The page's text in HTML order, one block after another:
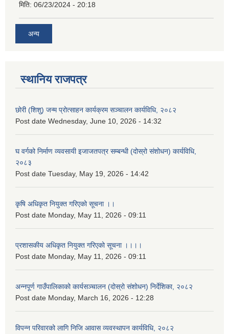
मिति: 06/23/2024 - 20:18
अन्य
स्थानिय राजपत्र
छोरी (शिशु) जन्म प्रोत्साहन कार्यक्रम सञ्चालन कार्यविधि, २०८२
Post date Wednesday, June 10, 2026 - 14:32
घ वर्गको निर्माण व्यवसायी इजाजतपत्र सम्बन्धी (दोस्रो संशोधन) कार्यविधि,
२०८३
Post date Tuesday, May 19, 2026 - 14:42
कृषि अधिकृत नियुक्त गरिएको सूचना ।।
Post date Monday, May 11, 2026 - 09:11
प्रशासकीय अधिकृत नियुक्त गरिएको सूचना ।।।।
Post date Monday, May 11, 2026 - 09:11
अन्नपूर्ण गाउँपालिकाको कार्यसञ्चालन (दोस्रो संशोधन) निर्देशिका, २०८२
Post date Monday, March 16, 2026 - 12:28
विपन्न परिवारको लागि निजि आवास व्यवस्थापन कार्यविधि, २०८२